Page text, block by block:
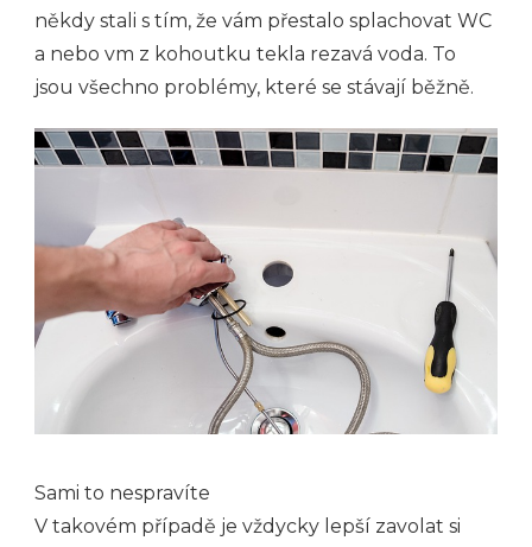
někdy stali s tím, že vám přestalo splachovat WC
a nebo vm z kohoutku tekla rezavá voda. To
jsou všechno problémy, které se stávají běžně.
Sami to nespravíte
V takovém případě je vždycky lepší zavolat si